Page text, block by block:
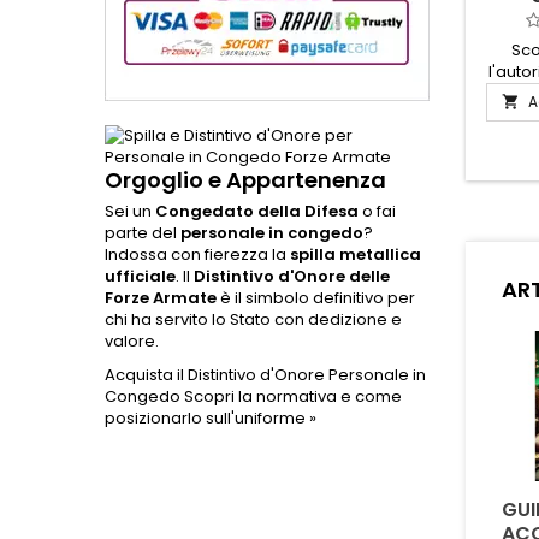
Orgoglio e Appartenenza
Sei un Congedato della Difesa o fai
parte del personale in congedo?
Indossa con fierezza la spilla metallica
ufficiale. Il Distintivo d'Onore delle
Forze Armateè il simbolo definitivo per
chi ha servito lo Stato con dedizione e
valore.
Acquista il Distintivo d'Onore Personale in
Congedo Scopri la normativa e come
posizionarlo sull'uniforme »
